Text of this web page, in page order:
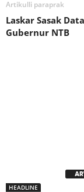
Artikulli paraprak
Laskar Sasak
Gubernur NTB
HEADLINE